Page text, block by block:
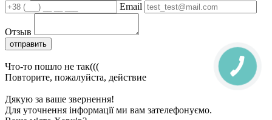
Email
Отзыв
отправить
Что-то пошло не так(((
Повторите, пожалуйста, действие
Дякую за ваше звернення!
Для уточнення інформації ми вам зателефонуємо.